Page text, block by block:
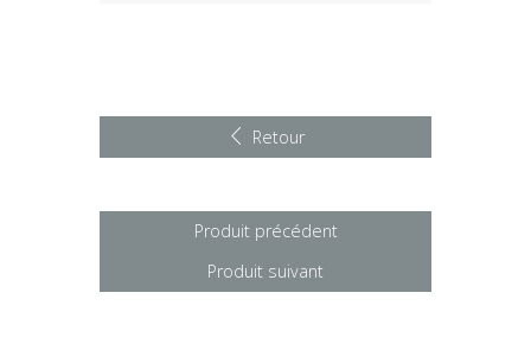
Retour
Produit précédent
Produit suivant